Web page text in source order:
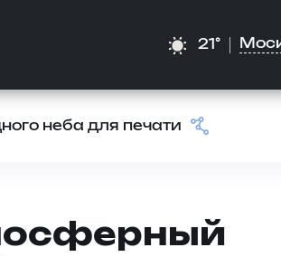
21°
неба для печати